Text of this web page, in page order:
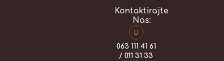
Kontaktirajte
Nas:
063 111 41 61
/ 011 31 33